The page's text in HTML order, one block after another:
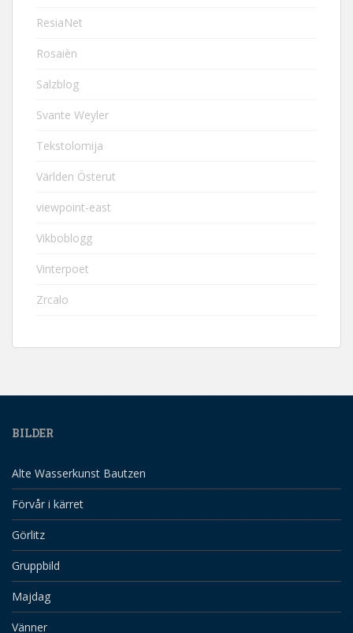
ResiaNet
Rosaièn
Salzblog
Svante Weyler
Tekstolomija
Världen Österut
viewpoint-east
Vikboblogg
Vinterpoet
Zrcalo
BILDER
Alte Wasserkunst Bautzen
Förvår i kärret
Görlitz
Gruppbild
Majdag
Vänner